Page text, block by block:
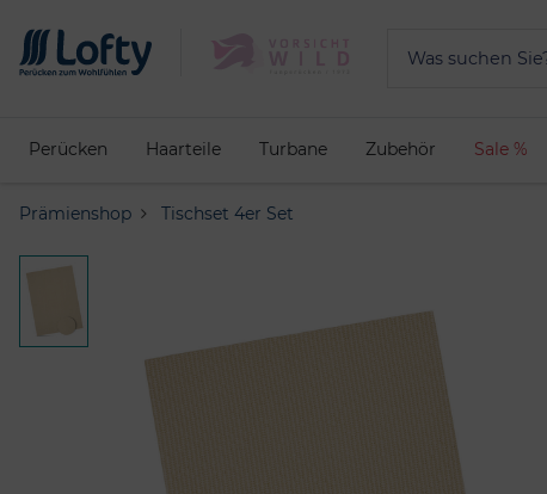
Perücken Haarteile Turbane Zubehör Sale %
Prämienshop Tischset 4er Set